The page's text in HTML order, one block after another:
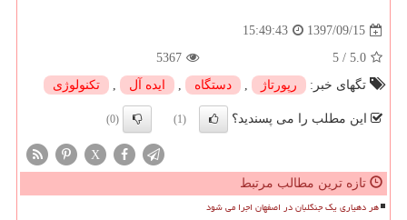
1397/09/15
15:49:43
5.0
/
5
5367
تگهای خبر:
رپورتاژ , دستگاه , ایده آل , تكنولوژی
این مطلب را می پسندید؟ (1)
(0)
X
تازه ترین مطالب مرتبط
هر دهیاری یک جنگلبان در اصفهان اجرا می شود